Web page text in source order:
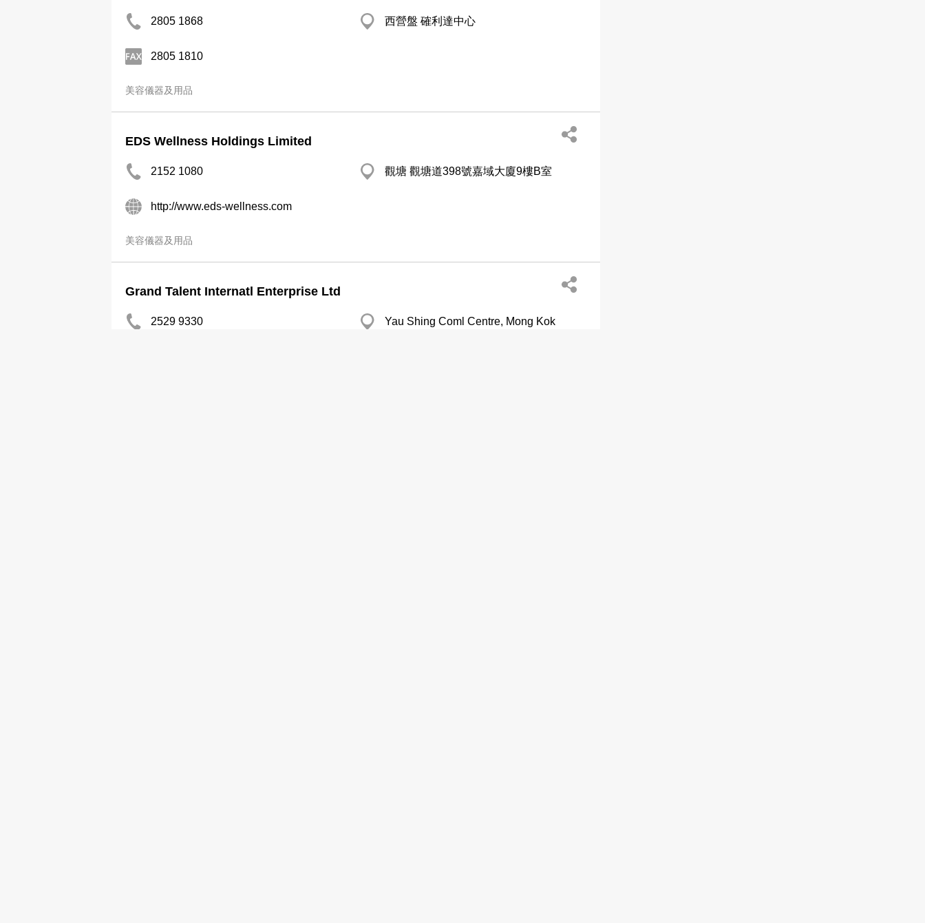
2805 1868 西營盤 確利達中心
2805 1810
美容儀器及用品
EDS Wellness Holdings Limited
2152 1080 觀塘 觀塘道398號嘉域大廈9樓B室
http://www.eds-wellness.com
美容儀器及用品
Grand Talent Internatl Enterprise Ltd
2529 9330 Yau Shing Coml Centre, Mong Kok